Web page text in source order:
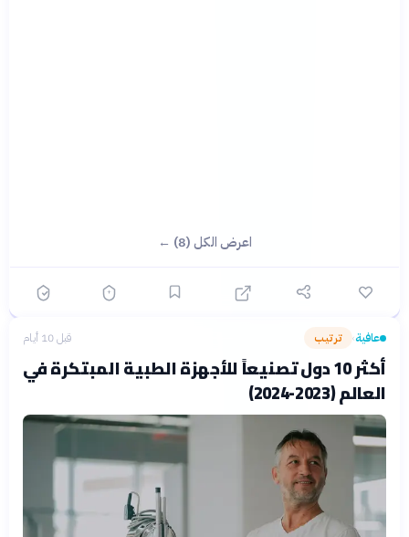
اعرض الكل (8) ←
عافية› ترتيب قبل 10 أيام
أكثر 10 دول تصنيعاً للأجهزة الطبية المبتكرة في
العالم (2023-2024)